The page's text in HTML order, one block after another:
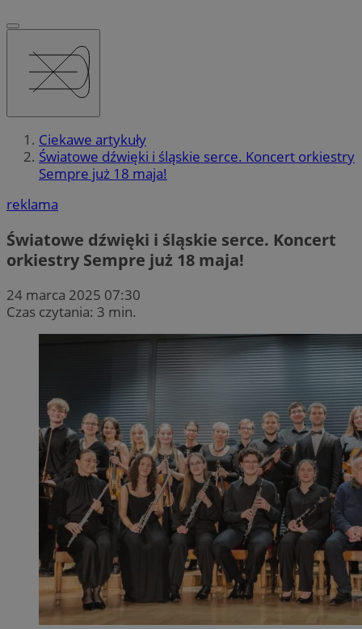
Ciekawe artykuły
Światowe dźwięki i śląskie serce. Koncert orkiestry
Sempre już 18 maja!
reklama
Światowe dźwięki i śląskie serce. Koncert
orkiestry Sempre już 18 maja!
24 marca 2025 07:30
Czas czytania: 3 min.